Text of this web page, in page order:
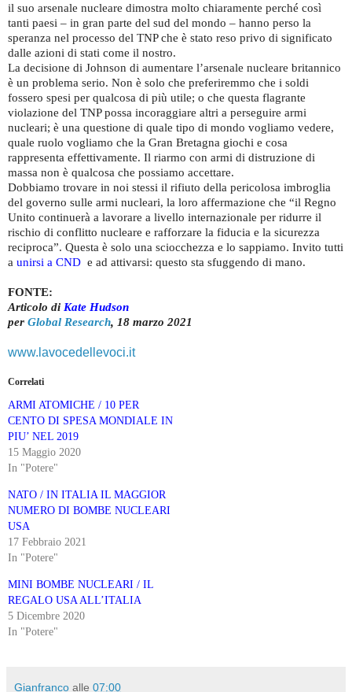
il suo arsenale nucleare dimostra molto chiaramente perché così
tanti paesi – in gran parte del sud del mondo – hanno perso la
speranza nel processo del TNP che è stato reso privo di significato
dalle azioni di stati come il nostro.
La decisione di Johnson di aumentare l’arsenale nucleare britannico
è un problema serio. Non è solo che preferiremmo che i soldi
fossero spesi per qualcosa di più utile; o che questa flagrante
violazione del TNP possa incoraggiare altri a perseguire armi
nucleari; è una questione di quale tipo di mondo vogliamo vedere,
quale ruolo vogliamo che la Gran Bretagna giochi e cosa
rappresenta effettivamente. Il riarmo con armi di distruzione di
massa non è qualcosa che possiamo accettare.
Dobbiamo trovare in noi stessi il rifiuto della pericolosa imbroglia
del governo sulle armi nucleari, la loro affermazione che “il Regno
Unito continuerà a lavorare a livello internazionale per ridurre il
rischio di conflitto nucleare e rafforzare la fiducia e la sicurezza
reciproca”. Questa è solo una sciocchezza e lo sappiamo. Invito tutti
a unirsi a CND e ad attivarsi: questo sta sfuggendo di mano.
FONTE:
Articolo di Kate Hudson
per Global Research, 18 marzo 2021
www.lavocedellevoci.it
Correlati
ARMI ATOMICHE / 10 PER
CENTO DI SPESA MONDIALE IN
PIU’ NEL 2019
15 Maggio 2020
In "Potere"
NATO / IN ITALIA IL MAGGIOR
NUMERO DI BOMBE NUCLEARI
USA
17 Febbraio 2021
In "Potere"
MINI BOMBE NUCLEARI / IL
REGALO USA ALL’ITALIA
5 Dicembre 2020
In "Potere"
Gianfranco alle 07:00